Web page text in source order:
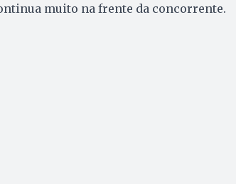
muito na frente da concorrente.